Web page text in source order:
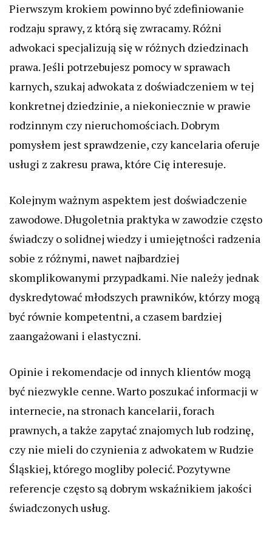
Pierwszym krokiem powinno być zdefiniowanie
rodzaju sprawy, z którą się zwracamy. Różni
adwokaci specjalizują się w różnych dziedzinach
prawa. Jeśli potrzebujesz pomocy w sprawach
karnych, szukaj adwokata z doświadczeniem w tej
konkretnej dziedzinie, a niekoniecznie w prawie
rodzinnym czy nieruchomościach. Dobrym
pomysłem jest sprawdzenie, czy kancelaria oferuje
usługi z zakresu prawa, które Cię interesuje.
Kolejnym ważnym aspektem jest doświadczenie
zawodowe. Długoletnia praktyka w zawodzie często
świadczy o solidnej wiedzy i umiejętności radzenia
sobie z różnymi, nawet najbardziej
skomplikowanymi przypadkami. Nie należy jednak
dyskredytować młodszych prawników, którzy mogą
być równie kompetentni, a czasem bardziej
zaangażowani i elastyczni.
Opinie i rekomendacje od innych klientów mogą
być niezwykle cenne. Warto poszukać informacji w
internecie, na stronach kancelarii, forach
prawnych, a także zapytać znajomych lub rodzinę,
czy nie mieli do czynienia z adwokatem w Rudzie
Śląskiej, którego mogliby polecić. Pozytywne
referencje często są dobrym wskaźnikiem jakości
świadczonych usług.